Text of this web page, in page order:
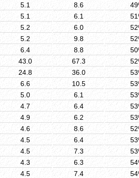
5.1 8.6
5.1 6.1
5.2 6.0
5.2 9.8
6.4 8.8
43.0 67.3
24.8 36.0
6.6 10.5
5.0 6.1
4.7 6.4
4.9 6.2
4.6 8.6
4.5 6.4
4.5 7.3
4.3 6.3
4.5 7.4